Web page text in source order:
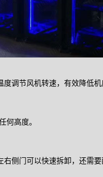
调节风机转速，有效降低
何高度。
侧门可以快速拆卸，还需